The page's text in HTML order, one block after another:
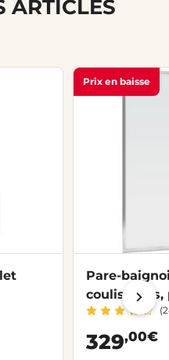
ARTICLES
Prix en baisse
Pare-
coulissants,
329,00€